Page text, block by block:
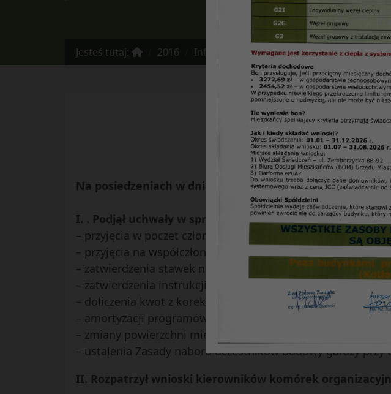
Jesteś tutaj: 2016 Informacja Zarządu SM „Czuby” o posiedzeniach w dniach 5, 12,
Zarządu Spółdzielni
Na posiedzeniach w dniach 5, 12, 19, 26 stycznia 2016 r.
I. . Podjął uchwały w sprawach:
– przyjęcia w poczet członków SM „Czuby” nabywców lokali
– przyjęcia na współczłonków,
– zatwierdzenia stawek na podatek od nieruchomości na
– zatwierdzenia instrukcji ochrony pomieszczeń Zarządu SM
– doliczenia kwot z korekt rozliczenia c.o. z okresu
– amortyzacji programów i systemów komputerowych
– zmiany powierzchni mieszkania przy ul. Gościnnej oraz
– ustalenia Zasady naboru uczestników budowy garaży przy
II. Rozpatrzył wnioski kierowników komórek